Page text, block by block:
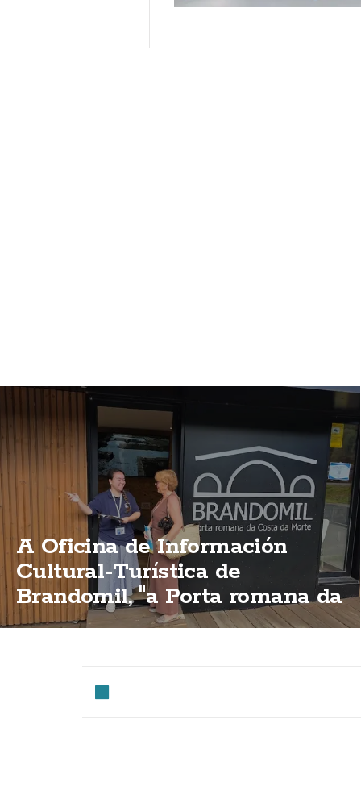
A Oficina de Información
Cultural-Turística de
Brandomil, "a Porta romana da
Costa da Morte"